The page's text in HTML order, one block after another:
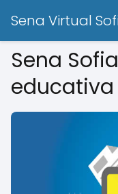
Sena Virtual
Sena